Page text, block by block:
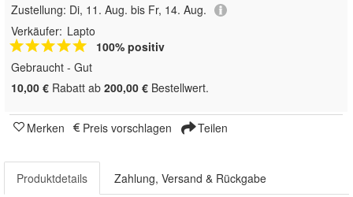
Zustellung: Di, 11. Aug. bis Fr, 14. Aug.
Verkäufer: Lapto
100% positiv
Gebraucht - Gut
10,00 € Rabatt ab 200,00 € Bestellwert.
Merken Preis vorschlagen Teilen
Produktdetails Zahlung, Versand & Rückgabe